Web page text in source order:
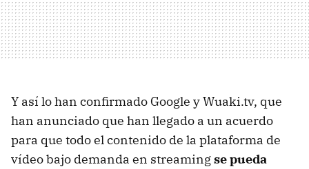
Y así lo han confirmado Google y Wuaki.tv, que
han anunciado que han llegado a un acuerdo
para que todo el contenido de la plataforma de
vídeo bajo demanda en streamingse pueda